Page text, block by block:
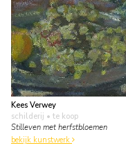
Kees Verwey
schilderij • te koop
Stilleven met herfstbloemen
bekijk kunstwerk